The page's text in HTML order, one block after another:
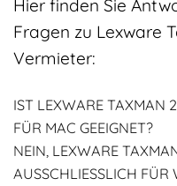
Hier finden Sie
Fragen zu Lexware
Vermieter:
IST LEXWARE TAXMAN
FÜR MAC GEEIGNET?
NEIN, LEXWARE
AUSSCHLIESSLICH FÜR